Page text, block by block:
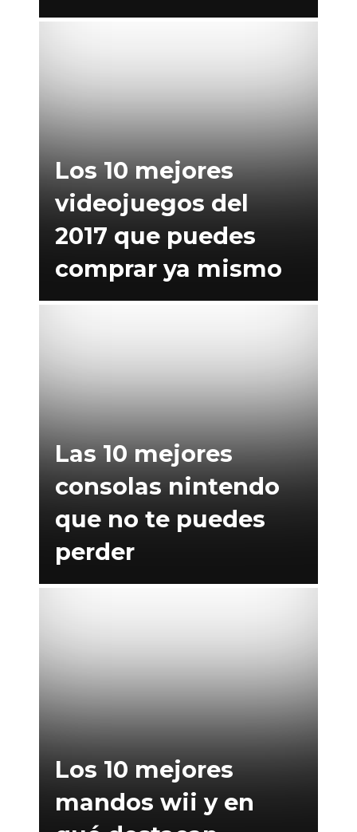
Los 10 mejores
videojuegos del
2017 que puedes
comprar ya mismo
Las 10 mejores
consolas nintendo
que no te puedes
perder
Los 10 mejores
mandos wii y en